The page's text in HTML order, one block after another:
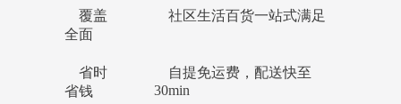
覆盖
全面
社区生活百货一站式满足
省时
省钱
自提免运费，配送快至
30min